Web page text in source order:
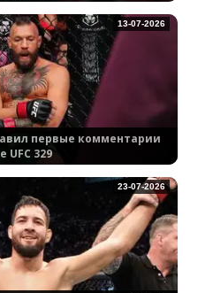
первые комментарии
UFC 329
13-07-2026
23-07-2026